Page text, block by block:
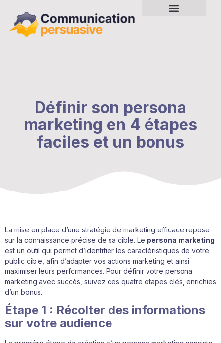
Définir son persona
marketing en 4 étapes
faciles et un bonus
La mise en place d’une stratégie de marketing efficace repose
sur la connaissance précise de sa cible. Le persona marketing
est un outil qui permet d’identifier les caractéristiques de votre
public cible, afin d’adapter vos actions marketing et ainsi
maximiser leurs performances. Pour définir votre persona
marketing avec succès, suivez ces quatre étapes clés, enrichies
d’un bonus.
Étape 1 : Récolter des informations
sur votre audience